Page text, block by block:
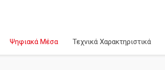
Ψηφιακά Μέσα Τεχνικά Χαρακτηριστικά